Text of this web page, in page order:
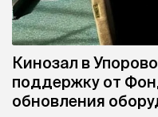
Кинозал в
поддержку от
обновления